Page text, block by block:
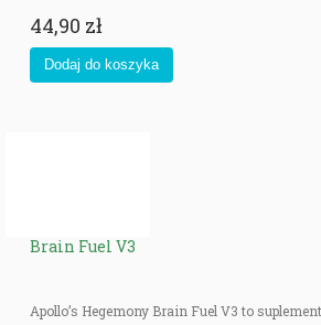
44,90 zł
Brain Fuel V3
Apollo’s Hegemony Brain Fuel V3 to suplement